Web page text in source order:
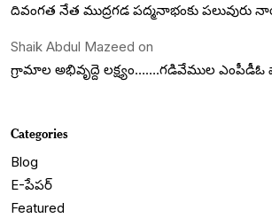
దివంగత నేత ముద్రగడ పద్మనాభంకు పలువురు
Shaik Abdul Mazeed on
గ్రామాల అభివృద్దె లక్ష్యం…….గడివేముల ఎంపీడీఓ
Categories
Blog
E-పేపర్
Featured